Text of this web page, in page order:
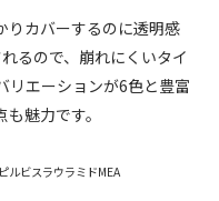
りカバーするのに透明感
るので、崩れにくいタイ
リエーションが6色と豊富
魅力です。
ルビスラウラミドMEA